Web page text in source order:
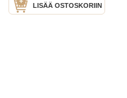
LISÄÄ OSTOSKORIIN